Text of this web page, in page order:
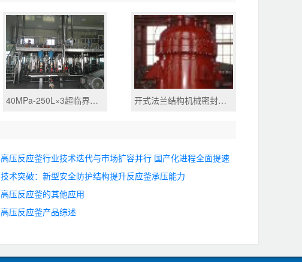
40MPa-250L×3超临界萃取装置 开式法兰结构机械密封反应釜
高压反应釜行业技术迭代与市场扩容并行 国产化进程全面提速
技术突破：新型安全防护结构提升反应釜承压能力
高压反应釜的其他应用
高压反应釜产品综述